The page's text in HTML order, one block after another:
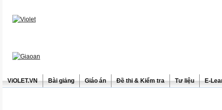
ViOLET.VN Bài giảng Giáo án Đề thi & Kiểm tra Tư liệu E-